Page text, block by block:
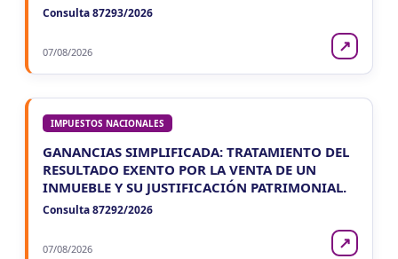
Consulta 87293/2026
07/08/2026 ↗
IMPUESTOS NACIONALES
GANANCIAS SIMPLIFICADA: TRATAMIENTO DEL
RESULTADO EXENTO POR LA VENTA DE UN
INMUEBLE Y SU JUSTIFICACIÓN PATRIMONIAL.
Consulta 87292/2026
07/08/2026 ↗